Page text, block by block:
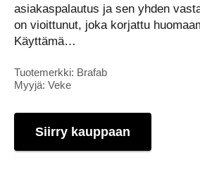
asiakaspalautus ja sen yhden
on vioittunut, joka korjattu
Käyttämä…
Tuotemerkki: Brafab
Myyjä: Veke
Siirry kauppaan